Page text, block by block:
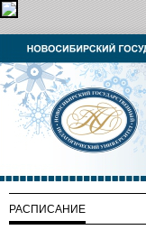
РАСПИСАНИЕ